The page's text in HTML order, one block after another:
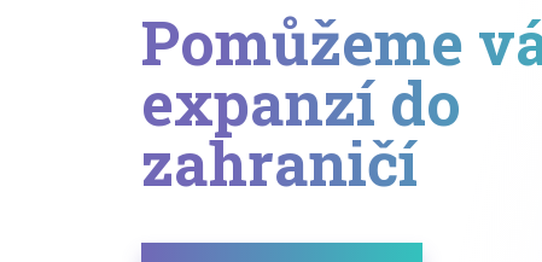
Pomůžeme
expanzí do
zahraničí